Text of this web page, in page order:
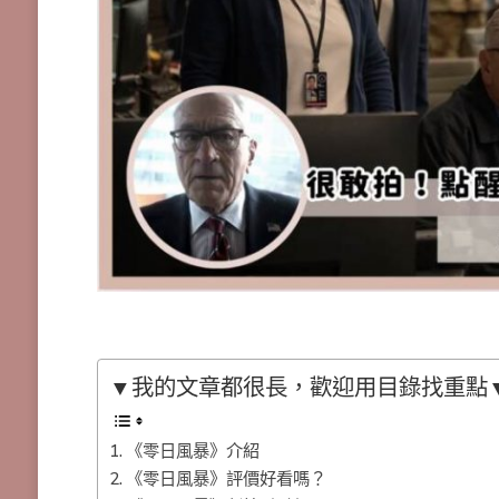
▼我的文章都很長，歡迎用目錄找重
《零日風暴》介紹
《零日風暴》評價好看嗎？